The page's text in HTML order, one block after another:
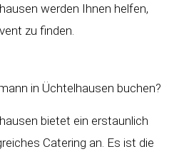
werden Ihnen helfen,
zu finden.
in Üchtelhausen buchen?
bietet ein erstaunlich
Catering an. Es ist die